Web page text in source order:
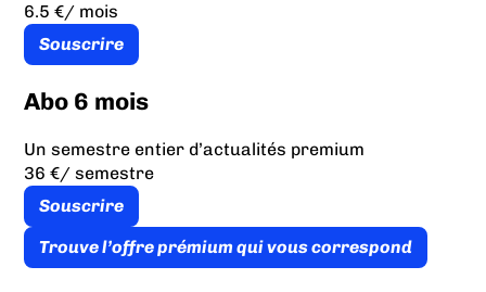
6.5 €/ mois
Souscrire
Abo 6 mois
Un semestre entier d’actualités premium
36 €/ semestre
Souscrire
Trouve l’offre prémium qui vous correspond